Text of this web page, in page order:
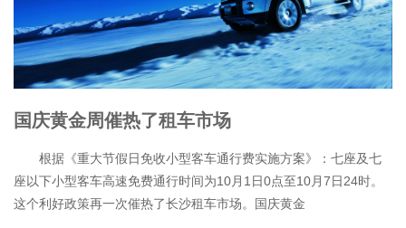
国庆黄金周催热了租车市场
根据《重大节假日免收小型客车通行费实施方案》：七座及七
座以下小型客车高速免费通行时间为10月1日0点至10月7日24时。
这个利好政策再一次催热了长沙租车市场。国庆黄金